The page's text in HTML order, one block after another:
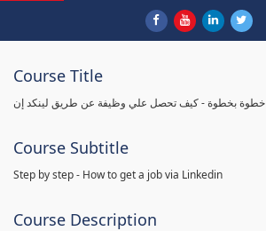
Course Title
خطوة بخطوة - كيف تحصل علي وظيفة عن طريق لينكد إن
Course Subtitle
Step by step - How to get a job via Linkedin
Course Description